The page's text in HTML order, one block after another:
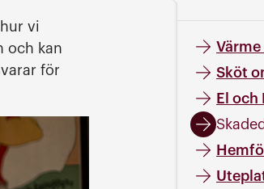
Sköt
El och
vi
och kan
för